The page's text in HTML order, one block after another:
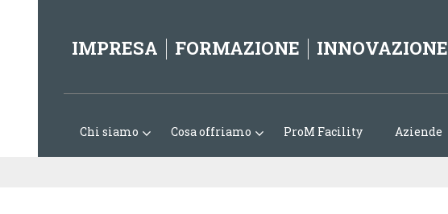
IMPRESA FORMAZIONE INNOVAZIONE
Chi siamo Cosa offriamo ProM Facility Aziende